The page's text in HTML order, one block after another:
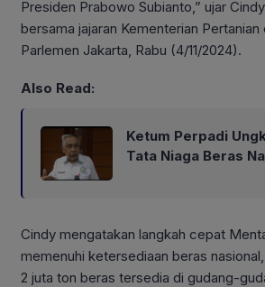
Presiden Prabowo Subianto,” ujar
bersama jajaran Kementerian Pertanian
Parlemen Jakarta, Rabu (4/11/2024).
Also Read:
Ketum Perpadi
Tata Niaga Beras
Cindy mengatakan langkah cepat
memenuhi ketersediaan beras
2 juta ton beras tersedia di gudang-